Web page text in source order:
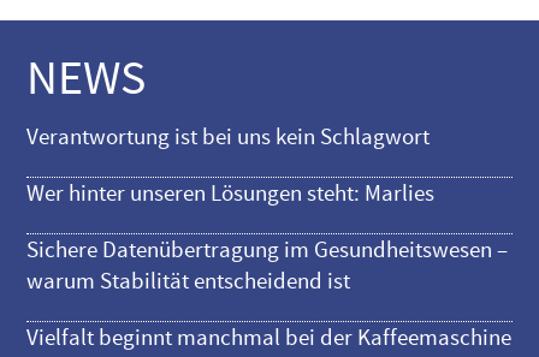
NEWS
Verantwortung ist bei uns kein Schlagwort
Wer hinter unseren Lösungen steht: Marlies
Sichere Datenübertragung im Gesundheitswesen –
warum Stabilität entscheidend ist
Vielfalt beginnt manchmal bei der Kaffeemaschine